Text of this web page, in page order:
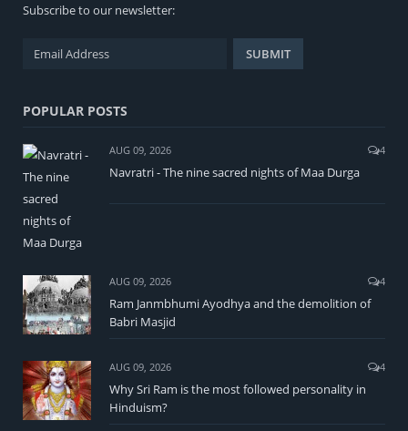
Subscribe to our newsletter:
POPULAR POSTS
AUG 09, 2026 4
Navratri - The nine sacred nights of Maa Durga
AUG 09, 2026 4
Ram Janmbhumi Ayodhya and the demolition of
Babri Masjid
AUG 09, 2026 4
Why Sri Ram is the most followed personality in
Hinduism?